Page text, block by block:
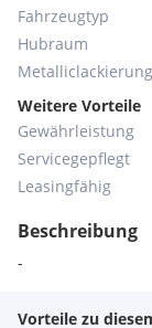
Fahrzeugtyp
Hubraum
Metallic­lackierung
Weitere Vorteile
Gewährleistung
Servicegepflegt
Leasingfähig
Beschreibung
-
Vorteile zu